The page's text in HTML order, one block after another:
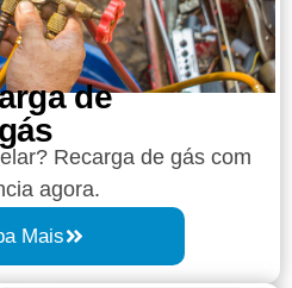
de
gás
Recarga de gás com
agora.
Mais